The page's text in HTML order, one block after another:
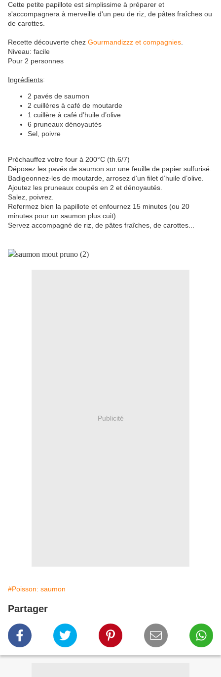
Cette petite papillote est simplissime à préparer et
s'accompagnera à merveille d'un peu de riz, de pâtes fraîches ou
de carottes.
Recette découverte chez Gourmandizzz et compagnies
Niveau: facile
Pour 2 personnes
Ingrédients:
2 pavés de saumon
2 cuillères à café de moutarde
1 cuillère à café d’huile d’olive
6 pruneaux dénoyautés
Sel, poivre
Préchauffez votre four à 200°C (th.6/7)
Déposez les pavés de saumon sur une feuille de papier sulfurisé.
Badigeonnez-les de moutarde, arrosez d'un filet d’huile d’olive.
Ajoutez les pruneaux coupés en 2 et dénoyautés.
Salez, poivrez.
Refermez bien la papillote et enfournez 15 minutes (ou 20
minutes pour un saumon plus cuit).
Servez accompagné de riz, de pâtes fraîches, de carottes...
Publicité
#Poisson: saumon
Partager